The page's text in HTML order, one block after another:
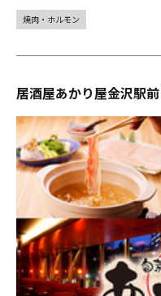
焼肉・ホルモン
居酒屋あかり屋金沢駅前